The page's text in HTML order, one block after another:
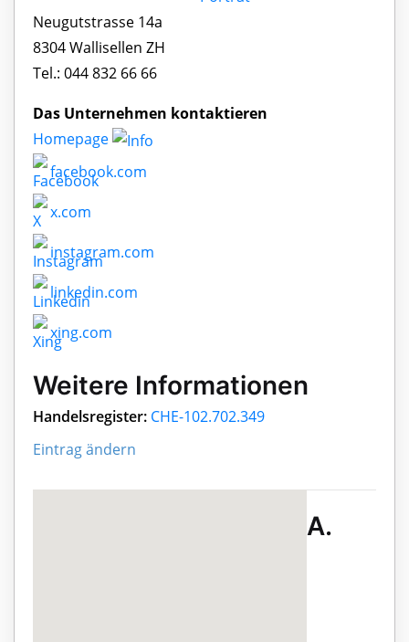
Neugutstrasse 14a
8304 Wallisellen ZH
Tel.: 044 832 66 66
Das Unternehmen kontaktieren
Homepage
facebook.com
x.com
instagram.com
linkedin.com
xing.com
Weitere Informationen
Handelsregister: CHE-102.702.349
Eintrag ändern
A.